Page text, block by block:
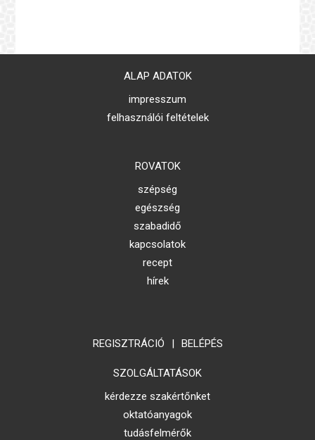
ALAP ADATOK
impresszum
felhasználói feltételek
ROVATOK
szépség
egészség
szabadidő
kapcsolatok
recept
hírek
REGISZTRÁCIÓ | BELÉPÉS
SZOLGÁLTATÁSOK
kérdezze szakértőnket
oktatóanyagok
tudásfelmérők